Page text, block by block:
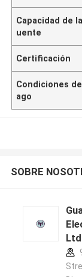
Capacidad de
uente
Certificación
Condiciones
ago
SOBRE